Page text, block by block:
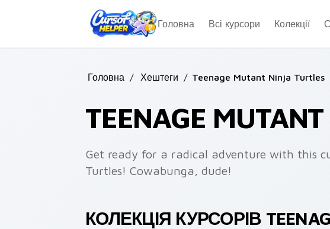
Головна
Всі курсори Колекції
Головна / Хештеги / Teenage Mutant Ninja Turtles
TEENAGE
Get ready for a radical adventure with this
Turtles! Cowabunga, dude!
КОЛЕКЦІЯ КУРСОРІВ